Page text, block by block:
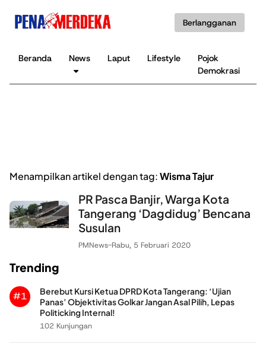
Berlangganan
Beranda News Laput Lifestyle
Pojok
Demokrasi
Menampilkan artikel dengan tag:Wisma Tajur
PR Pasca Banjir, Warga Kota
Tangerang ‘Dagdidug’ Bencana
Susulan
PMNews-Rabu, 5 Februari 2020
Trending
#1
Berebut Kursi Ketua DPRD Kota Tangerang: ‘Ujian
Panas’ Objektivitas Golkar Jangan Asal Pilih, Lepas
Politicking Internal!
102 Kunjungan